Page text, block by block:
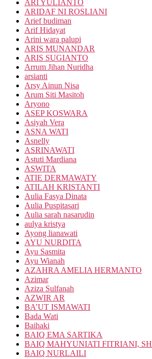
ARI YULIANTO
ARIDAF NI ROSLIANI
Arief budiman
Arif Hidayat
Arini wara palupi
ARIS MUNANDAR
ARIS SUGIANTO
Arrum Jihan Nuridha
arsianti
Arsy Ainun Nisa
Arum Siti Masitoh
Aryono
ASEP KOSWARA
Asiyah Vera
ASNA WATI
Asnelly
ASRINAWATI
Astuti Mardiana
ASWITA
ATIE DERMAWATY
ATILAH KRISTANTI
Aulia Fasya Dinata
Aulia Puspitasari
Aulia sarah nasarudin
aulya kristya
Ayong lianawati
AYU NURDITA
Ayu Sasmita
Ayu Wianah
AZAHRA AMELIA HERMANTO
Azimar
Aziza Sulfanah
AZWIR AR
BA’UT ISMAWATI
Bada Wati
Baihaki
BAIQ EMA SARTIKA
BAIQ MAHYUNIATI FITRIANI, SH
BAIQ NURLAILI